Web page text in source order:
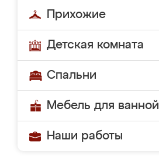
Прихожие
Детская комната
Спальни
Мебель для ванной
Наши работы